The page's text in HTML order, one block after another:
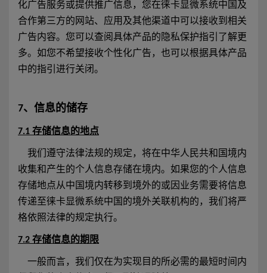
化广告服务或提供推广信息，您在徕卡显微系统中国及
合作第三方的网站、应用及其他渠道中可以接收到相关
广告内容。您可以查阅具体产品的隐私保护指引了解更
多。如您不希望接收个性化广告，也可以根据具体产品
中的指引进行关闭。
7、信息的储存
7.1 存储信息的地点
我们遵守法律法规的规定，将在中华人民共和国境内
收集和产生的个人信息存储在境内。如果您的个人信息
存储地点从中国境内转移到境外的或因业务需要将信息
传递至徕卡显微系统中国的境外关联机构的，我们将严
格依照法律的规定执行。
7.2 存储信息的期限
一般而言，我们仅在为实现目的所必需的最短时间内